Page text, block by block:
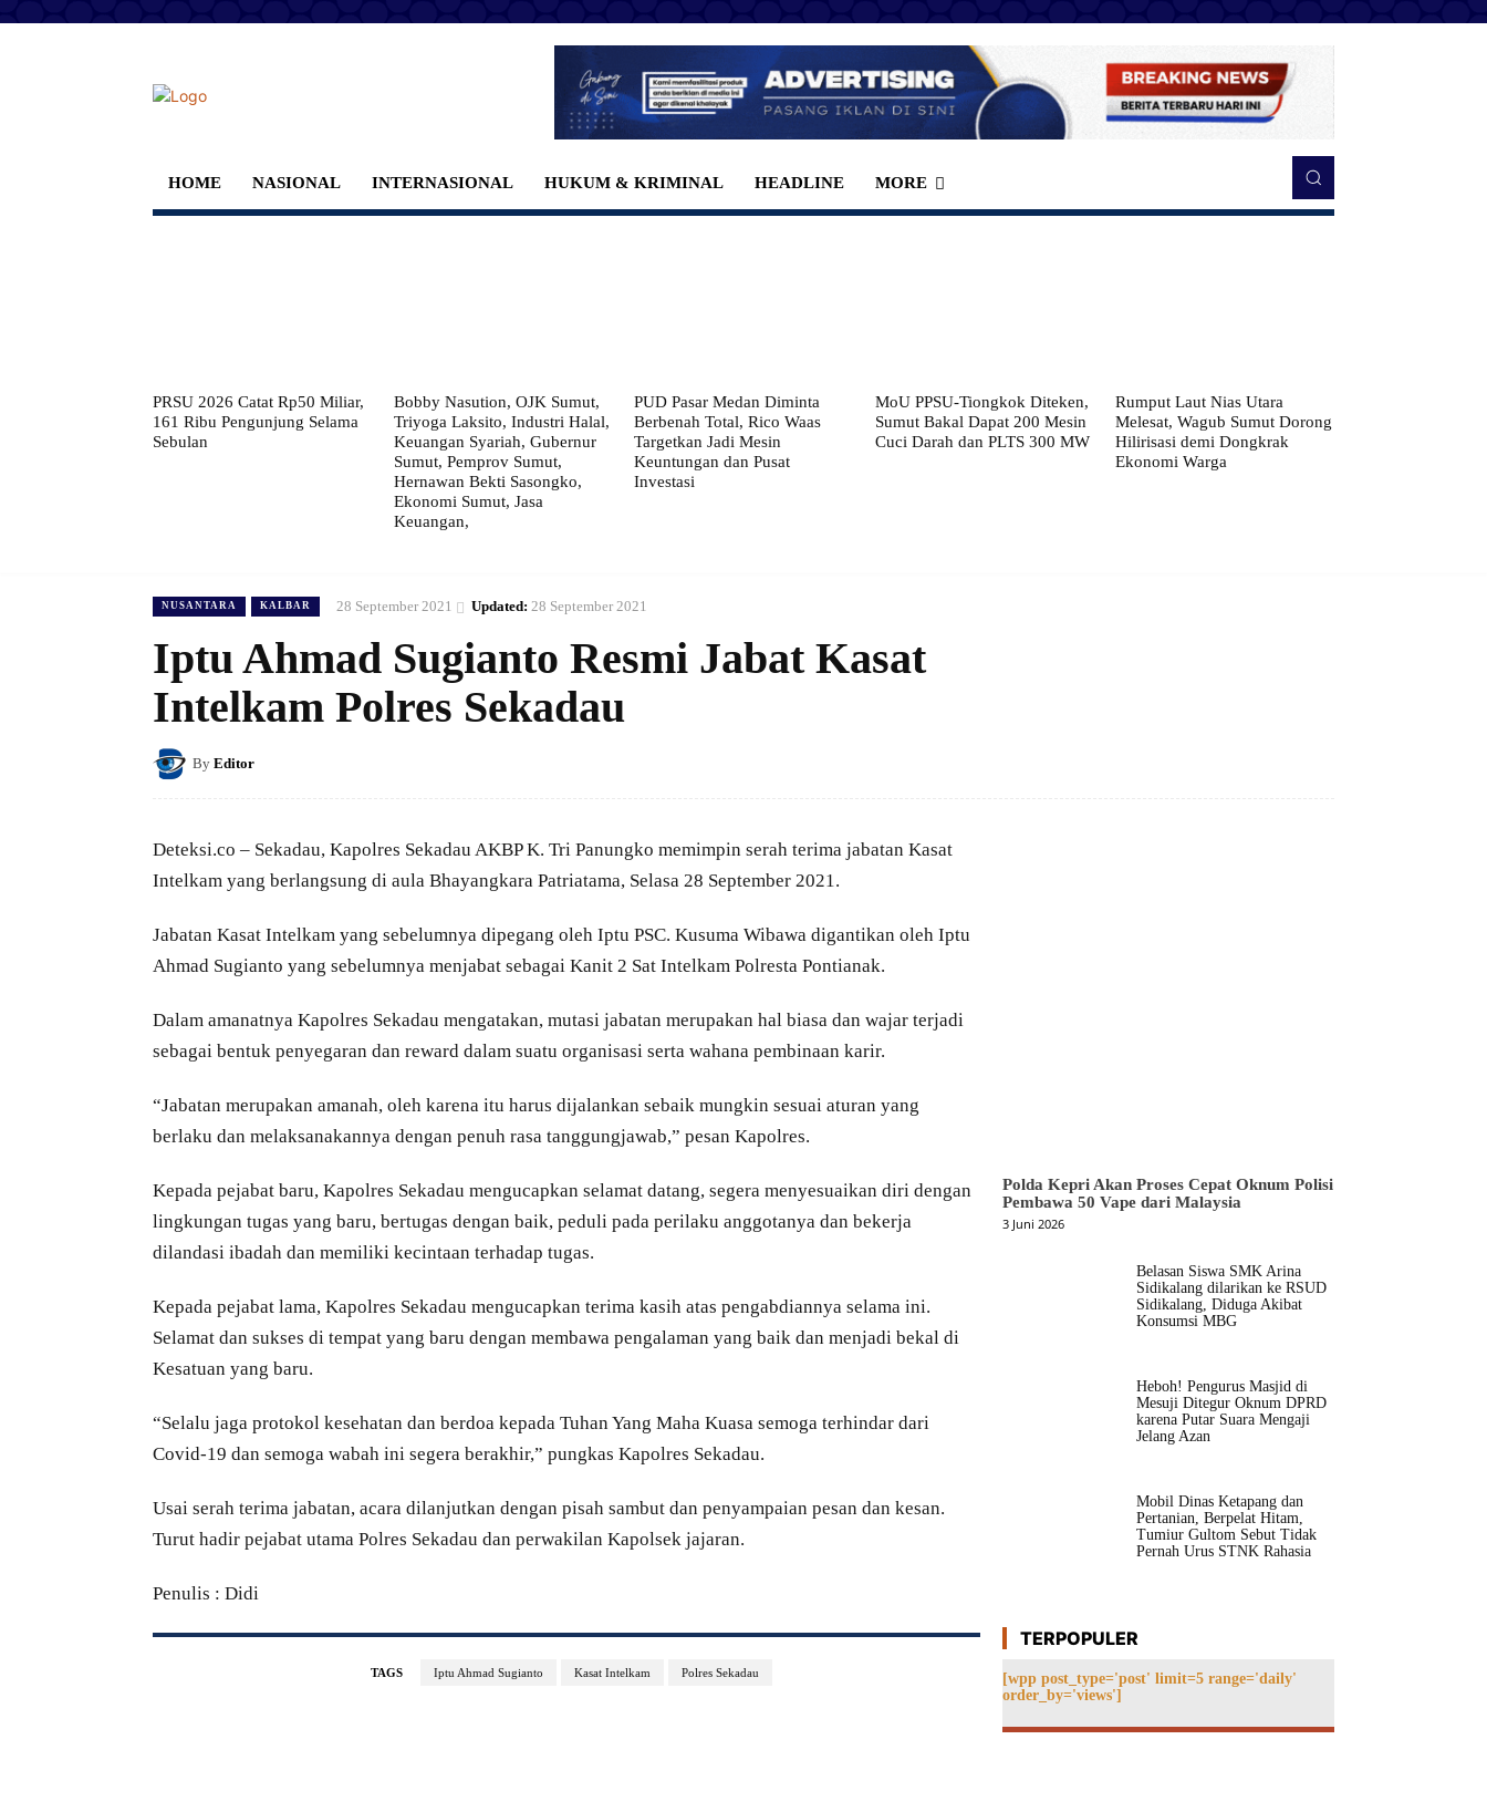
HOME NASIONAL INTERNASIONAL HUKUM & KRIMINAL HEADLINE MORE
PRSU 2026 Catat Rp50 Miliar,
161 Ribu Pengunjung Selama
Sebulan
Bobby Nasution, OJK Sumut,
Triyoga Laksito, Industri Halal,
Keuangan Syariah, Gubernur
Sumut, Pemprov Sumut,
Hernawan Bekti Sasongko,
Ekonomi Sumut, Jasa
Keuangan,
PUD Pasar Medan Diminta
Berbenah Total, Rico Waas
Targetkan Jadi Mesin
Keuntungan dan Pusat
Investasi
MoU PPSU-Tiongkok Diteken,
Sumut Bakal Dapat 200 Mesin
Cuci Darah dan PLTS 300 MW
Rumput Laut Nias Utara
Melesat, Wagub Sumut Dorong
Hilirisasi demi Dongkrak
Ekonomi Warga
NUSANTARA KALBAR 28 September 2021 Updated: 28 September 2021
Iptu Ahmad Sugianto Resmi Jabat Kasat
Intelkam Polres Sekadau
By Editor
Deteksi.co – Sekadau, Kapolres Sekadau AKBP K. Tri Panungko memimpin serah terima jabatan Kasat
Intelkam yang berlangsung di aula Bhayangkara Patriatama, Selasa 28 September 2021.
Jabatan Kasat Intelkam yang sebelumnya dipegang oleh Iptu PSC. Kusuma Wibawa digantikan oleh Iptu
Ahmad Sugianto yang sebelumnya menjabat sebagai Kanit 2 Sat Intelkam Polresta Pontianak.
Dalam amanatnya Kapolres Sekadau mengatakan, mutasi jabatan merupakan hal biasa dan wajar terjadi
sebagai bentuk penyegaran dan reward dalam suatu organisasi serta wahana pembinaan karir.
“Jabatan merupakan amanah, oleh karena itu harus dijalankan sebaik mungkin sesuai aturan yang
berlaku dan melaksanakannya dengan penuh rasa tanggungjawab,” pesan Kapolres.
Kepada pejabat baru, Kapolres Sekadau mengucapkan selamat datang, segera menyesuaikan diri dengan
lingkungan tugas yang baru, bertugas dengan baik, peduli pada perilaku anggotanya dan bekerja
dilandasi ibadah dan memiliki kecintaan terhadap tugas.
Kepada pejabat lama, Kapolres Sekadau mengucapkan terima kasih atas pengabdiannya selama ini.
Selamat dan sukses di tempat yang baru dengan membawa pengalaman yang baik dan menjadi bekal di
Kesatuan yang baru.
“Selalu jaga protokol kesehatan dan berdoa kepada Tuhan Yang Maha Kuasa semoga terhindar dari
Covid-19 dan semoga wabah ini segera berakhir,” pungkas Kapolres Sekadau.
Usai serah terima jabatan, acara dilanjutkan dengan pisah sambut dan penyampaian pesan dan kesan.
Turut hadir pejabat utama Polres Sekadau dan perwakilan Kapolsek jajaran.
Penulis : Didi
TAGS Iptu Ahmad Sugianto Kasat Intelkam Polres Sekadau
Polda Kepri Akan Proses Cepat Oknum Polisi
Pembawa 50 Vape dari Malaysia
3 Juni 2026
Belasan Siswa SMK Arina
Sidikalang dilarikan ke RSUD
Sidikalang, Diduga Akibat
Konsumsi MBG
Heboh! Pengurus Masjid di
Mesuji Ditegur Oknum DPRD
karena Putar Suara Mengaji
Jelang Azan
Mobil Dinas Ketapang dan
Pertanian, Berpelat Hitam,
Tumiur Gultom Sebut Tidak
Pernah Urus STNK Rahasia
TERPOPULER
[wpp post_type='post' limit=5 range='daily'
order_by='views']